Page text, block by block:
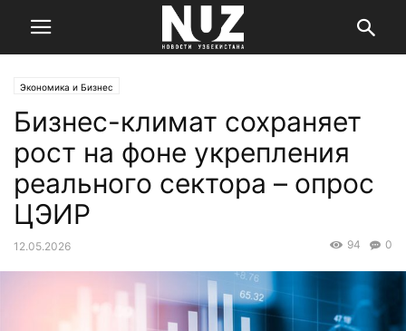
Экономика и Бизнес
Бизнес-климат сохраняет
рост на фоне укрепления
реального сектора – опрос
ЦЭИР
12.05.2026 0
94